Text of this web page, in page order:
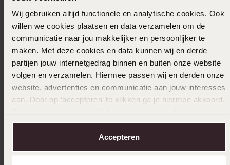
Wij gebruiken altijd functionele en analytische cookies. Ook
willen we cookies plaatsen en data verzamelen om de
communicatie naar jou makkelijker en persoonlijker te
maken. Met deze cookies en data kunnen wij en derde
partijen jouw internetgedrag binnen en buiten onze website
volgen en verzamelen. Hiermee passen wij en derden onze
website, advertenties en communicatie aan jouw interesses
aan. Door op ‘accepteren’ te klikken ga je hiermee akkoord.
over in onscookiebeleid.
Accepteren
Mehr anzeigen
In den Warenkorb legen
Das könnte dir gefallen